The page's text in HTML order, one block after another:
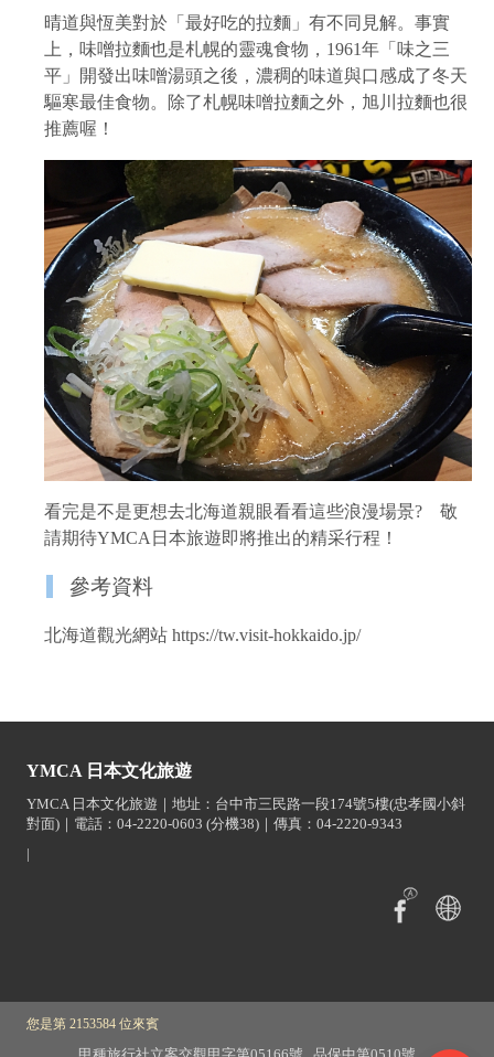
晴道與恆美對於「最好吃的拉麵」有不同見解。事實
上，味噌拉麵也是札幌的靈魂食物，1961年「味之三
平」開發出味噌湯頭之後，濃稠的味道與口感成了冬天
驅寒最佳食物。除了札幌味噌拉麵之外，旭川拉麵也很
推薦喔！
看完是不是更想去北海道親眼看看這些浪漫場景? 敬
請期待YMCA日本旅遊即將推出的精采行程！
參考資料
北海道觀光網站 https://tw.visit-hokkaido.jp/
YMCA 日本文化旅遊
YMCA 日本文化旅遊｜地址：台中市三民路一段174號5樓(忠孝國小斜
對面)｜電話：04-2220-0603 (分機38)｜傳真：04-2220-9343
|
您是第 2153584 位來賓